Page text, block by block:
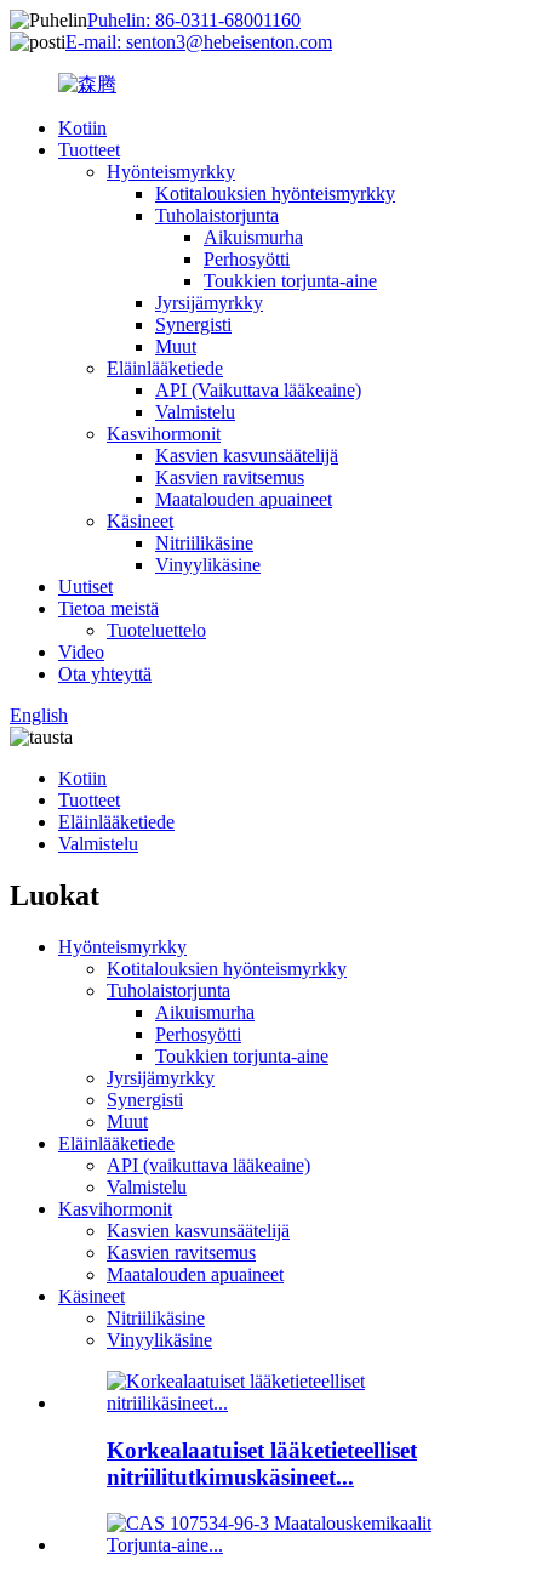
Puhelin: 86-0311-68001160
E-mail: senton3@hebeisenton.com
Kotiin
Tuotteet
Hyönteismyrkky
Kotitalouksien hyönteismyrkky
Tuholaistorjunta
Aikuismurha
Perhosyötti
Toukkien torjunta-aine
Jyrsijämyrkky
Synergisti
Muut
Eläinlääketiede
API (Vaikuttava lääkeaine)
Valmistelu
Kasvihormonit
Kasvien kasvunsäätelijä
Kasvien ravitsemus
Maatalouden apuaineet
Käsineet
Nitriilikäsine
Vinyylikäsine
Uutiset
Tietoa meistä
Tuoteluettelo
Video
Ota yhteyttä
English
Kotiin
Tuotteet
Eläinlääketiede
Valmistelu
Luokat
Hyönteismyrkky
Kotitalouksien hyönteismyrkky
Tuholaistorjunta
Aikuismurha
Perhosyötti
Toukkien torjunta-aine
Jyrsijämyrkky
Synergisti
Muut
Eläinlääketiede
API (vaikuttava lääkeaine)
Valmistelu
Kasvihormonit
Kasvien kasvunsäätelijä
Kasvien ravitsemus
Maatalouden apuaineet
Käsineet
Nitriilikäsine
Vinyylikäsine
Korkealaatuiset lääketieteelliset
nitriilitutkimuskäsineet...